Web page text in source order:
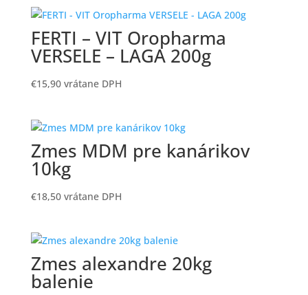
FERTI – VIT Oropharma
VERSELE – LAGA 200g
€15,90 vrátane DPH
Zmes MDM pre kanárikov
10kg
€18,50 vrátane DPH
Zmes alexandre 20kg
balenie